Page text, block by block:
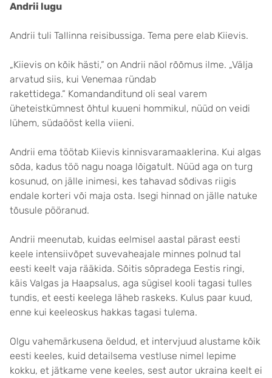
Andrii lugu
Andrii tuli Tallinna reisibussiga. Tema pere elab Kiievis.
„Kiievis on kõik hästi,“ on Andrii näol rõõmus ilme. „Välja
arvatud siis, kui Venemaa ründab
rakettidega.“ Komandanditund oli seal varem
üheteistkümnest õhtul kuueni hommikul, nüüd on veidi
lühem, südaööst kella viieni.
Andrii ema töötab Kiievis kinnisvaramaaklerina. Kui algas
sõda, kadus töö nagu noaga lõigatult. Nüüd aga on turg
kosunud, on jälle inimesi, kes tahavad sõdivas riigis
endale korteri või maja osta. Isegi hinnad on jälle natuke
tõusule pööranud.
Andrii meenutab, kuidas eelmisel aastal pärast eesti
keele intensiivõpet suvevaheajale minnes polnud tal
eesti keelt vaja rääkida. Sõitis sõpradega Eestis ringi,
käis Valgas ja Haapsalus, aga sügisel kooli tagasi tulles
tundis, et eesti keelega läheb raskeks. Kulus paar kuud,
enne kui keeleoskus hakkas tagasi tulema.
Olgu vahemärkusena öeldud, et intervjuud alustame kõik
eesti keeles, kuid detailsema vestluse nimel lepime
kokku, et jätkame vene keeles, sest autor ukraina keelt ei